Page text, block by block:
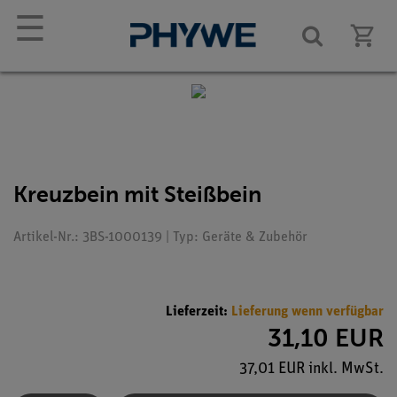
☰
Kreuzbein mit Steißbein
Artikel-Nr.: 3BS-1000139 | Typ: Geräte & Zubehör
Lieferzeit: Lieferung wenn verfügbar
31,10 EUR
37,01 EUR inkl. MwSt.